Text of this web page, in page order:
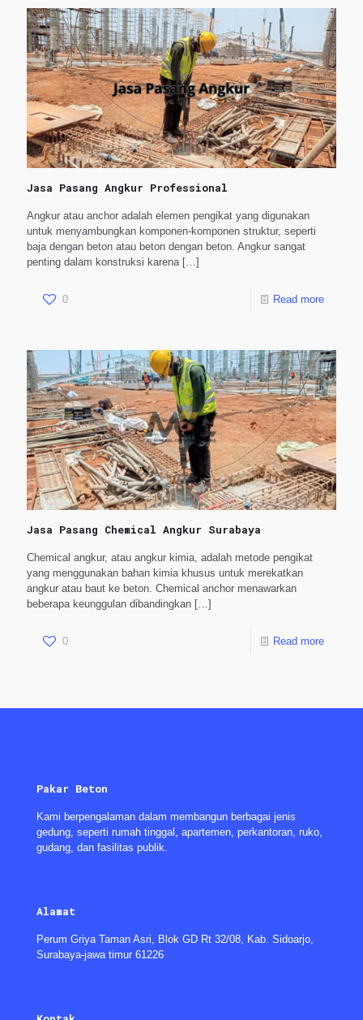
Jasa Pasang Angkur Professional
Angkur atau anchor adalah elemen pengikat yang digunakan
untuk menyambungkan komponen-komponen struktur, seperti
baja dengan beton atau beton dengan beton. Angkur sangat
penting dalam konstruksi karena[…]
0 Read more
Jasa Pasang Chemical Angkur Surabaya
Chemical angkur, atau angkur kimia, adalah metode pengikat
yang menggunakan bahan kimia khusus untuk merekatkan
angkur atau baut ke beton. Chemical anchor menawarkan
beberapa keunggulan dibandingkan […]
0 Read more
Pakar Beton
Kami berpengalaman dalam membangun berbagai jenis
gedung, seperti rumah tinggal, apartemen, perkantoran, ruko,
gudang, dan fasilitas publik.
Alamat
Perum Griya Taman Asri, Blok GD Rt 32/08, Kab. Sidoarjo,
Surabaya-jawa timur 61226